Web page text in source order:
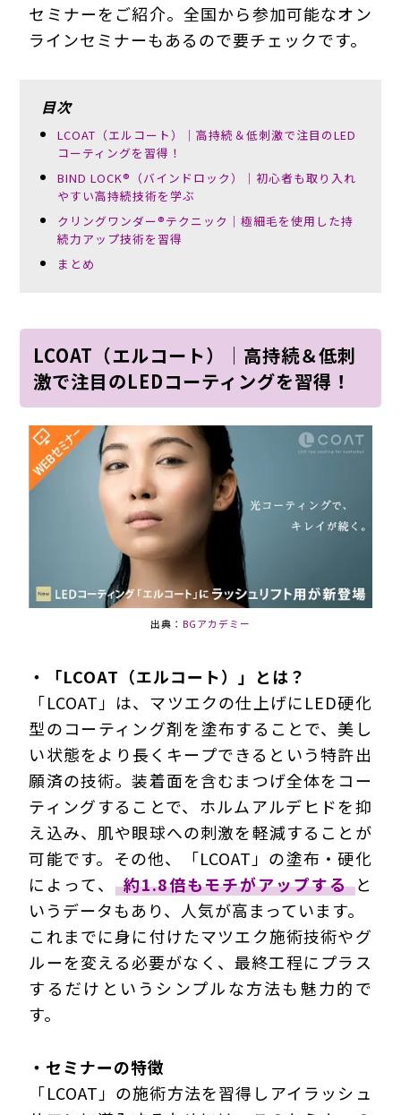
セミナーをご紹介。全国から参加可能なオン
ラインセミナーもあるので要チェックです。
目次
LCOAT（エルコート）│高持続＆低刺激で注目のLED
コーティングを習得！
BIND LOCK®（バインドロック）│初心者も取り入れ
やすい高持続技術を学ぶ
クリングワンダー®テクニック│極細毛を使用した持
続力アップ技術を習得
まとめ
LCOAT（エルコート）│高持続＆低刺
激で注目のLEDコーティングを習得！
出典： BGアカデミー
・「LCOAT（エルコート）」とは？
「LCOAT」は、マツエクの仕上げにLED硬化
型のコーティング剤を塗布することで、美し
い状態をより長くキープできるという特許出
願済の技術。装着面を含むまつげ全体をコー
ティングすることで、ホルムアルデヒドを抑
え込み、肌や眼球への刺激を軽減することが
可能です。その他、「LCOAT」の塗布・硬化
によって、
約1.8倍もモチがアップする と
いうデータもあり、人気が高まっています。
これまでに身に付けたマツエク施術技術やグ
ルーを変える必要がなく、最終工程にプラス
するだけというシンプルな方法も魅力的で
す。
・セミナーの特徴
「LCOAT」の施術方法を習得しアイラッシュ